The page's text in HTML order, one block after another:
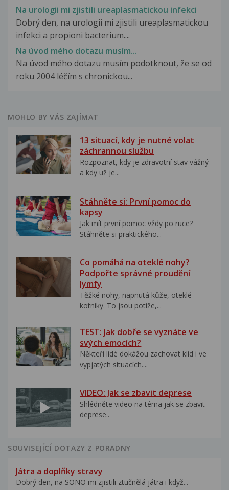
Na urologii mi zjistili ureaplasmatickou infekci
Dobrý den, na urologii mi zjistili ureaplasmatickou
infekci a propioni bacterium....
Na úvod mého dotazu musím...
Na úvod mého dotazu musím podotknout, že se od
roku 2004 léčím s chronickou...
MOHLO BY VÁS ZAJÍMAT
13 situací, kdy je nutné volat
záchrannou službu
Rozpoznat, kdy je zdravotní stav vážný
a kdy už je...
Stáhněte si: První pomoc do
kapsy
Jak mít první pomoc vždy po ruce?
Stáhněte si praktického...
Co pomáhá na oteklé nohy?
Podpořte správné proudění
lymfy
Těžké nohy, napnutá kůže, oteklé
kotníky. To jsou potíže,...
TEST: Jak dobře se vyznáte ve
svých emocích?
Někteří lidé dokážou zachovat klid i ve
vypjatých situacích....
VIDEO: Jak se zbavit deprese
Shlédněte video na téma jak se zbavit
deprese..
SOUVISEJÍCÍ DOTAZY Z PORADNY
Játra a doplňky stravy
Dobrý den, na SONO mi zjistili ztučnělá játra i když...